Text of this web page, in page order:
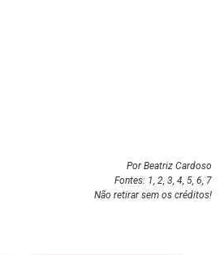
Por Beatriz Cardoso
Fontes: 1 2 3 4 5 6 7
Não retirar sem os créditos!